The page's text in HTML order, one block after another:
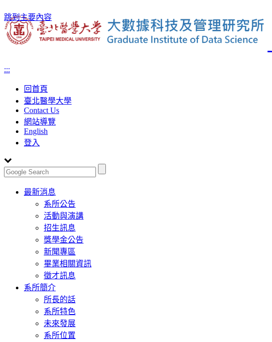
跳到主要內容
:::
回首頁
臺北醫學大學
Contact Us
網站導覽
English
登入
Toggle
navigation
最新消息
系所公告
活動與演講
招生訊息
獎學金公告
新聞專區
畢業相關資訊
徵才訊息
系所簡介
所長的話
系所特色
未來發展
系所位置